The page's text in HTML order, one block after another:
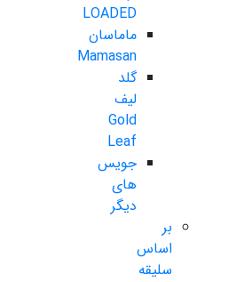
LOADED
ماماسان
Mamasan
گلد
لیف
Gold
Leaf
جویس
های
دیگر
بر
اساس
سلیقه